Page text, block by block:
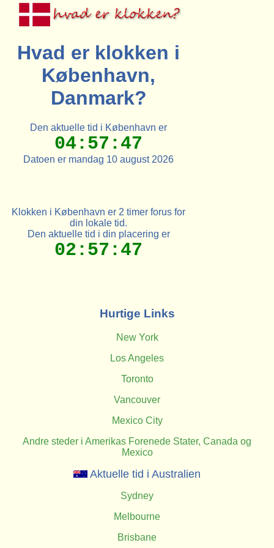
Hvad er klokken i
København,
Danmark?
Den aktuelle tid i København er
04:57:47
Datoen er mandag 10 august 2026
Klokken i København er 2 timer forus for
din lokale tid.
Den aktuelle tid i din placering er
02:57:47
Hurtige Links
New York
Los Angeles
Toronto
Vancouver
Mexico City
Andre steder i Amerikas Forenede Stater, Canada og
Mexico
Aktuelle tid i Australien
Sydney
Melbourne
Brisbane